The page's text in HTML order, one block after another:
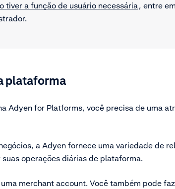
tiver a função de usuário necessária, entre
plataforma
Adyen for Platforms, você precisa de uma
a Adyen fornece uma variedade de
operações diárias de plataforma.
merchant account. Você também pode